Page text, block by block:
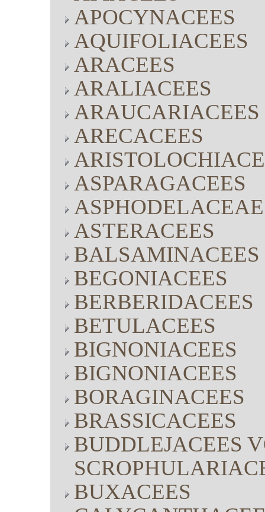
APOCYNACEES
AQUIFOLIACEES
ARACEES
ARALIACEES
ARAUCARIACEES
ARECACEES
ASPARAGACEES
ASPHODELACEAE
ASTERACEES
BALSAMINACEES
BEGONIACEES
BERBERIDACEES
BETULACEES
BIGNONIACEES
BIGNONIACEES
BORAGINACEES
BRASSICACEES
BUDDLEJACEES
BUXACEES